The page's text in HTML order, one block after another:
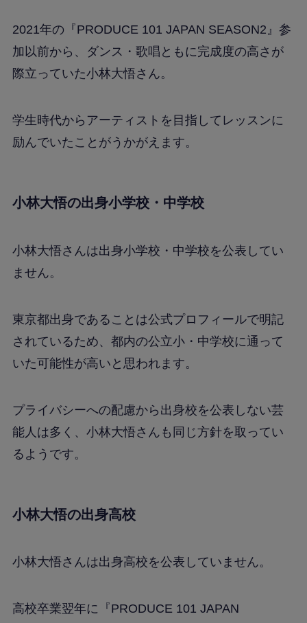
2021年の『PRODUCE 101 JAPAN SEASON2』参
加以前から、ダンス・歌唱ともに完成度の高さが
際立っていた小林大悟さん。
学生時代からアーティストを目指してレッスンに
励んでいたことがうかがえます。
小林大悟の出身小学校・中学校
小林大悟さんは出身小学校・中学校を公表してい
ません。
東京都出身であることは公式プロフィールで明記
されているため、都内の公立小・中学校に通って
いた可能性が高いと思われます。
プライバシーへの配慮から出身校を公表しない芸
能人は多く、小林大悟さんも同じ方針を取ってい
るようです。
小林大悟の出身高校
小林大悟さんは出身高校を公表していません。
高校卒業翌年に『PRODUCE 101 JAPAN